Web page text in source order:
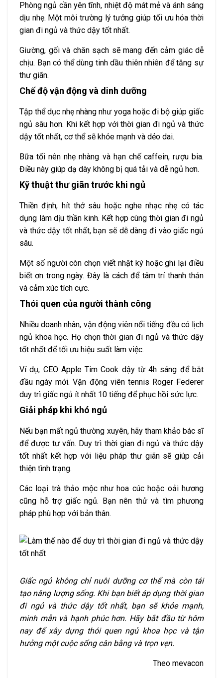
Phòng ngủ cần yên tĩnh, nhiệt độ mát mẻ và ánh sáng
dịu nhẹ. Một môi trường lý tưởng giúp tối ưu hóa thời
gian đi ngủ và thức dậy tốt nhất.
Giường, gối và chăn sạch sẽ mang đến cảm giác dễ
chịu. Bạn có thể dùng tinh dầu thiên nhiên để tăng sự
thư giãn.
Chế độ vận động và dinh dưỡng
Tập thể dục nhẹ nhàng như yoga hoặc đi bộ giúp giấc
ngủ sâu hơn. Khi kết hợp với thời gian đi ngủ và thức
dậy tốt nhất, cơ thể sẽ khỏe mạnh và dẻo dai.
Bữa tối nên nhẹ nhàng và hạn chế caffein, rượu bia.
Điều này giúp dạ dày không bị quá tải và dễ ngủ hơn.
Kỹ thuật thư giãn trước khi ngủ
Thiền định, hít thở sâu hoặc nghe nhạc nhẹ có tác
dụng làm dịu thần kinh. Kết hợp cùng thời gian đi ngủ
và thức dậy tốt nhất, bạn sẽ dễ dàng đi vào giấc ngủ
sâu.
Một số người còn chọn viết nhật ký hoặc ghi lại điều
biết ơn trong ngày. Đây là cách để tâm trí thanh thản
và cảm xúc tích cực.
Thói quen của người thành công
Nhiều doanh nhân, vận động viên nổi tiếng đều có lịch
ngủ khoa học. Họ chọn thời gian đi ngủ và thức dậy
tốt nhất để tối ưu hiệu suất làm việc.
Ví dụ, CEO Apple Tim Cook dậy từ 4h sáng để bắt
đầu ngày mới. Vận động viên tennis Roger Federer
duy trì giấc ngủ ít nhất 10 tiếng để phục hồi sức lực.
Giải pháp khi khó ngủ
Nếu bạn mất ngủ thường xuyên, hãy tham khảo bác sĩ
để được tư vấn. Duy trì thời gian đi ngủ và thức dậy
tốt nhất kết hợp với liệu pháp thư giãn sẽ giúp cải
thiện tình trạng.
Các loại trà thảo mộc như hoa cúc hoặc oải hương
cũng hỗ trợ giấc ngủ. Bạn nên thử và tìm phương
pháp phù hợp với bản thân.
Giấc ngủ không chỉ nuôi dưỡng cơ thể mà còn tái
tạo năng lượng sống. Khi bạn biết áp dụng thời gian
đi ngủ và thức dậy tốt nhất, bạn sẽ khỏe mạnh,
minh mẫn và hạnh phúc hơn. Hãy bắt đầu từ hôm
nay để xây dựng thói quen ngủ khoa học và tận
hưởng một cuộc sống cân bằng và trọn vẹn.
Theo mevacon